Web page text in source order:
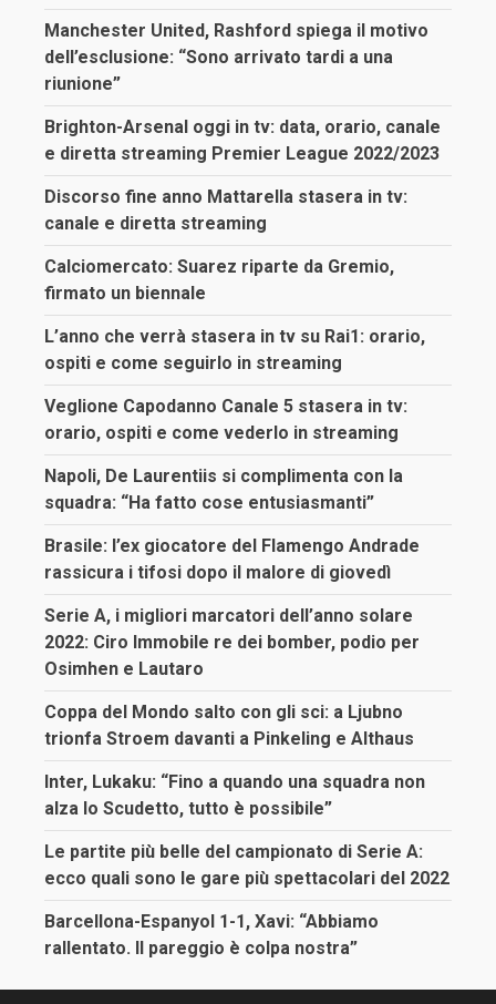
Manchester United, Rashford spiega il motivo
dell’esclusione: “Sono arrivato tardi a una
riunione”
Brighton-Arsenal oggi in tv: data, orario, canale
e diretta streaming Premier League 2022/2023
Discorso fine anno Mattarella stasera in tv:
canale e diretta streaming
Calciomercato: Suarez riparte da Gremio,
firmato un biennale
L’anno che verrà stasera in tv su Rai1: orario,
ospiti e come seguirlo in streaming
Veglione Capodanno Canale 5 stasera in tv:
orario, ospiti e come vederlo in streaming
Napoli, De Laurentiis si complimenta con la
squadra: “Ha fatto cose entusiasmanti”
Brasile: l’ex giocatore del Flamengo Andrade
rassicura i tifosi dopo il malore di giovedì
Serie A, i migliori marcatori dell’anno solare
2022: Ciro Immobile re dei bomber, podio per
Osimhen e Lautaro
Coppa del Mondo salto con gli sci: a Ljubno
trionfa Stroem davanti a Pinkeling e Althaus
Inter, Lukaku: “Fino a quando una squadra non
alza lo Scudetto, tutto è possibile”
Le partite più belle del campionato di Serie A:
ecco quali sono le gare più spettacolari del 2022
Barcellona-Espanyol 1-1, Xavi: “Abbiamo
rallentato. Il pareggio è colpa nostra”